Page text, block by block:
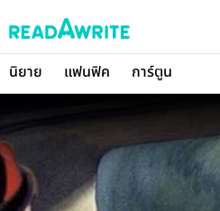
นิยาย แฟนฟิค การ์ตูน